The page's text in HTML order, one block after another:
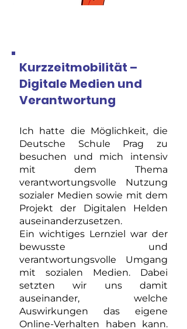
Kurzzeitmobilität –
Digitale Medien und
Verantwortung
Ich hatte die Möglichkeit, die
Deutsche Schule Prag zu
besuchen und mich intensiv
mit dem Thema
verantwortungsvolle Nutzung
sozialer Medien sowie mit dem
Projekt der Digitalen Helden
auseinanderzusetzen.
Ein wichtiges Lernziel war der
bewusste und
verantwortungsvolle Umgang
mit sozialen Medien. Dabei
setzten wir uns damit
auseinander, welche
Auswirkungen das eigene
Online-Verhalten haben kann.